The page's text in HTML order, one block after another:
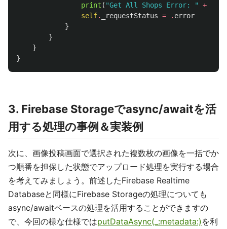
print ( "Get All Shops Error: " +
self. _requestStatus = . error
}
}
}
}
3. Firebase Storageでasync/awaitを活
用する処理の事例＆実装例
次に、画像投稿画面で選択された複数枚の画像を一括でか
つ順番を担保した状態でアップロード処理を実行する場合
を考えてみましょう。前述したFirebase Realtime
Databaseと同様にFirebase Storageの処理についても
async/awaitベースの処理を活用することができますの
で、今回の様な仕様ではputDataAsync(_:metadata:) を利